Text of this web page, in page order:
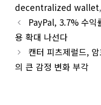
decentralized wallet,
PayPal, 3.7% 수익
용 확대 나선다
캔터 피츠제럴드,
의 큰 감정 변화 부각